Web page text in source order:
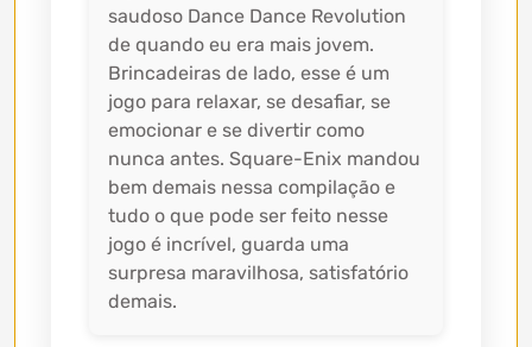
saudoso Dance Dance Revolution
de quando eu era mais jovem.
Brincadeiras de lado, esse é um
jogo para relaxar, se desafiar, se
emocionar e se divertir como
nunca antes. Square-Enix mandou
bem demais nessa compilação e
tudo o que pode ser feito nesse
jogo é incrível, guarda uma
surpresa maravilhosa, satisfatório
demais.